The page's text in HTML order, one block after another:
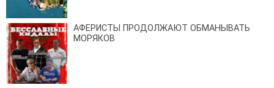
АФЕРИСТЫ ПРОДОЛЖАЮТ ОБМАНЫВАТЬ
МОРЯКОВ